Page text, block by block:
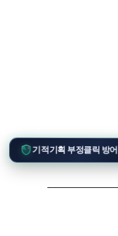
기적기획 부정클릭 방어